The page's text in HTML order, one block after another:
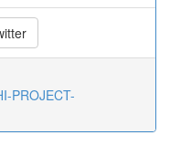
PROJECT-